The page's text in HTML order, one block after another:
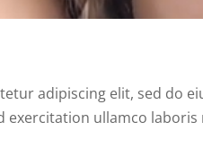
adipiscing elit, sed do
exercitation ullamco